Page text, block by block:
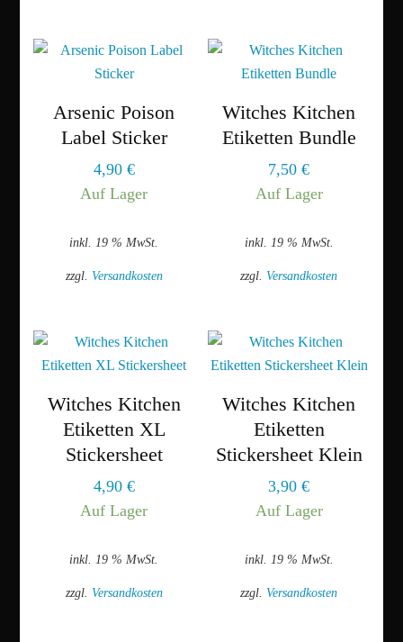
mehrere
Varianten
auf.
Die
können
auf
Produktseite
gewählt
weist
mehrere
Varianten
auf.
Optionen
können
der
Produktseite
Arsenic Poison
Label Sticker
4,90 €
Auf Lager
inkl. 19 % MwSt.
zzgl. Versandkosten
Witches Kitchen
Etiketten Bundle
7,50€
Auf Lager
inkl. 19 % MwSt.
zzgl. Versandkosten
Witches Kitchen
Etiketten XL
Stickersheet
4,90 €
Auf Lager
inkl. 19 % MwSt.
zzgl. Versandkosten
Witches Kitchen
Etiketten
Stickersheet Klein
3,90€
Auf Lager
inkl. 19 % MwSt.
zzgl. Versandkosten